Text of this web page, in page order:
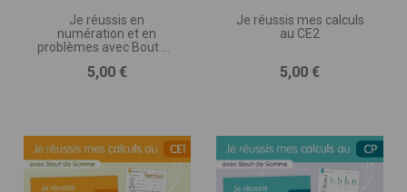
Je réussis en
numération et en
problèmes avec Bout de
Prix
5,00 €
Je réussis mes calculs
au CE2
Prix
5,00 €